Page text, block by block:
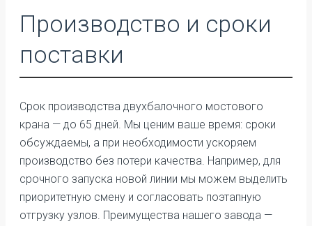
Производство и сроки
поставки
Срок производства двухбалочного мостового
крана — до 65 дней. Мы ценим ваше время: сроки
обсуждаемы, а при необходимости ускоряем
производство без потери качества. Например, для
срочного запуска новой линии мы можем выделить
приоритетную смену и согласовать поэтапную
отгрузку узлов. Преимущества нашего завода —